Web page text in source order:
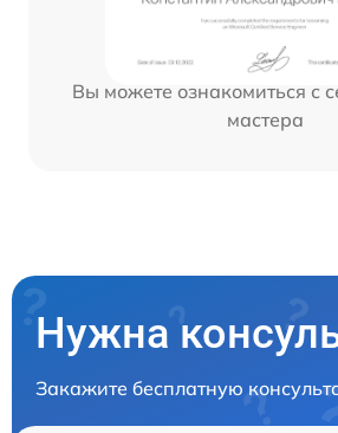
Вы можете ознакомиться с
мастера
Нужна
Закажите бесплатную